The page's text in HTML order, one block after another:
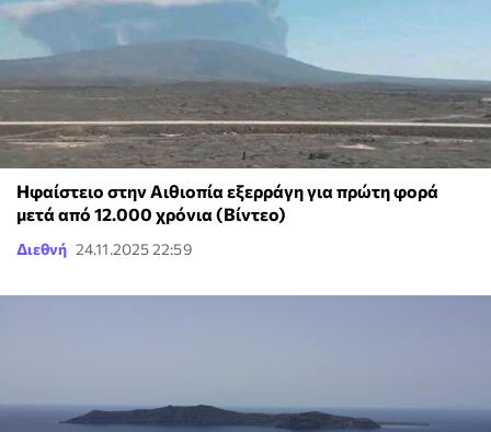
Ηφαίστειο στην Αιθιοπία εξερράγη για πρώτη φορά
μετά από 12.000 χρόνια (Βίντεο)
Διεθνή 24.11.2025 22:59